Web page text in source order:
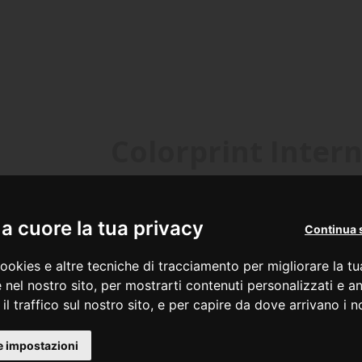
cuore la tua privacy
e altre tecniche di tracciamento per migliorare la
nel nostro sito, per mostrarti contenuti personalizzati e
il traffico sul nostro sito, e per capire da dove arrivano i
Continua
impostazioni
Kőbányai út 49
1101 Budapest (HU)
Str. Budvar,
Jud. Harghita
535600
+40
+40